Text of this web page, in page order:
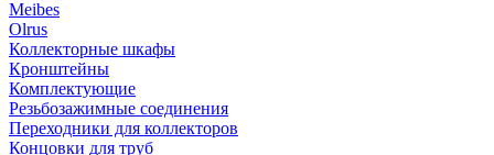
Meibes
Olrus
Коллекторные шкафы
Кронштейны
Комплектующие
Резьбозажимные соединения
Переходники для коллекторов
Концовки для труб